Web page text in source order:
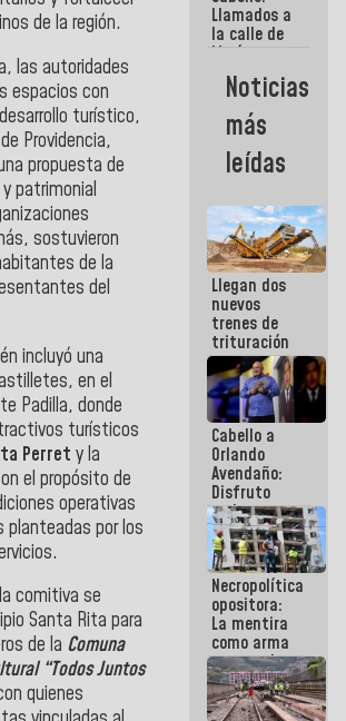
de la región.
las autoridades
espacios con
turístico,
Providencia,
propuesta de
patrimonial
sostuvieron
de la
del
incluyó una
en el
Padilla, donde
turísticos
Perret y la
el propósito de
operativas
planteadas por los
comitiva se
Santa Rita para
de la Comuna
“Todos Juntos
quienes
La Guaira?
Llamados a
la calle de
María
Machado se
estrellaron
de frente
contra el
Pueblo
Noticias
más
leídas
Llegan dos
nuevos
trenes de
trituración
para
optimizar
manejo de
escombros
en La Guaira
Cabello a
Orlando
Avendaño:
Disfruto
cada vez
que escribes
porque lo
que haces
es
embarrarla
Necropolítica
opositora:
La mentira
como arma
contra el
Pueblo